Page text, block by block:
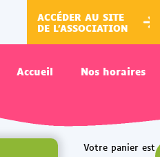
ACCÉDER AU SITE
DE L'ASSOCIATION
Accueil Nos horaires